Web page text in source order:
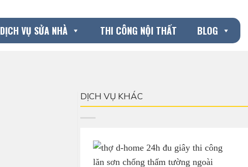
DỊCH VỤ SỬA NHÀ THI CÔNG NỘI THẤT BLOG
DỊCH VỤ KHÁC